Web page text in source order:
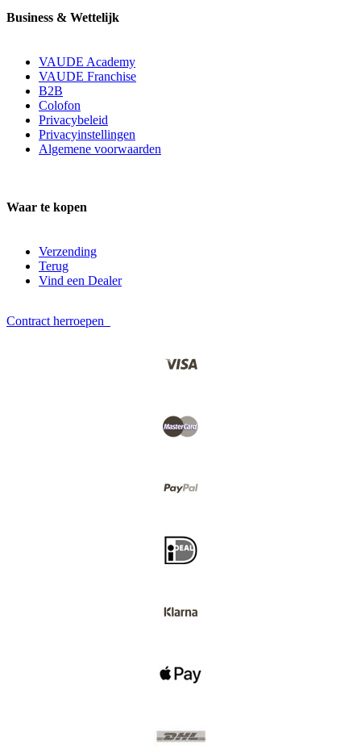
Business & Wettelijk
VAUDE Academy
VAUDE Franchise
B2B
Colofon
Privacybeleid
Privacyinstellingen
Algemene voorwaarden
Waar te kopen
Verzending
Terug
Vind een Dealer
Contract herroepen